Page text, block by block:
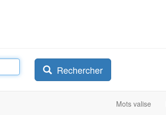
Rechercher
Mots valise